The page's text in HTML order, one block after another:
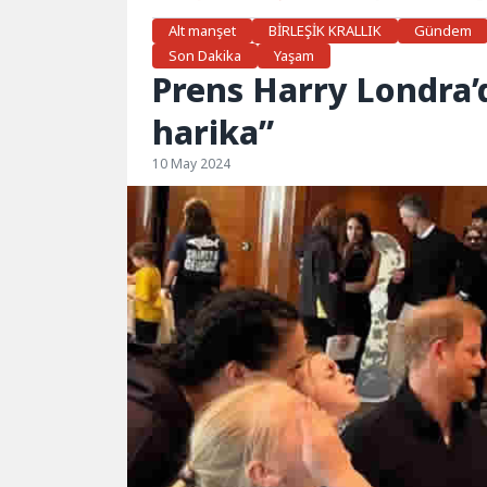
Alt manşet
BİRLEŞİK KRALLIK Gündem
Son Dakika
Yaşam
Prens Harry
harika”
10 May 2024